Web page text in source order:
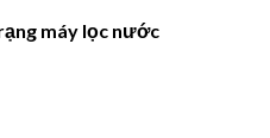
máy lọc nước